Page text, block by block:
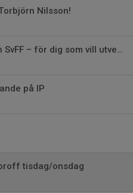
Nilsson!
Microutbildningar från SvFF – för dig som vill utvecklas som ledare
på IP
tisdag/onsdag